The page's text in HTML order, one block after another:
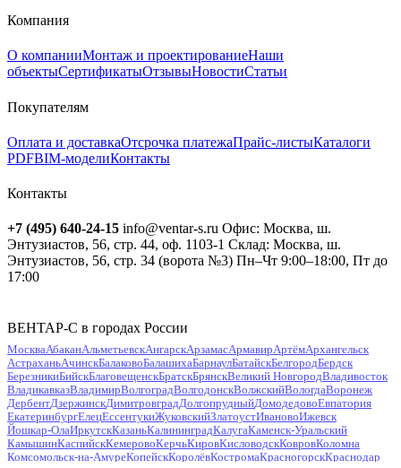
Компания
О компанииМонтаж и проектированиеНаши
объектыСертификатыОтзывыНовостиСтатьи
Покупателям
Оплата и доставкаОтсрочка платежаПрайс-листыКаталоги
PDFBIM-моделиКонтакты
Контакты
+7 (495) 640-24-15 info@ventar-s.ru Офис: Москва, ш.
Энтузиастов, 56, стр. 44, оф. 1103-1 Склад: Москва, ш.
Энтузиастов, 56, стр. 34 (ворота №3) Пн–Чт 9:00–18:00, Пт до
17:00
ВЕНТАР-С в городах России
МоскваАбаканАльметьевскАнгарскАрзамасАрмавирАртёмАрхангельск
АстраханьАчинскБалаковоБалашихаБарнаулБатайскБелгородБердск
БерезникиБийскБлаговещенскБратскБрянскВеликий НовгородВладивосток
ВладикавказВладимирВолгоградВолгодонскВолжскийВологдаВоронеж
ДербентДзержинскДимитровградДолгопрудныйДомодедовоЕвпатория
ЕкатеринбургЕлецЕссентукиЖуковскийЗлатоустИвановоИжевск
Йошкар-ОлаИркутскКазаньКалининградКалугаКаменск-Уральский
КамышинКаспийскКемеровоКерчьКировКисловодскКовровКоломна
Комсомольск-на-АмуреКопейскКоролёвКостромаКрасногорскКраснодар